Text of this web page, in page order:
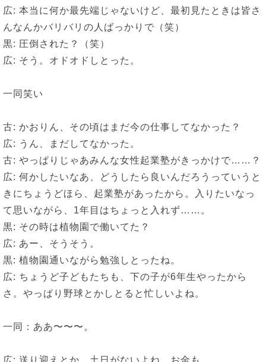
広: 本当に何か最先端じゃないけど、最初見たときは皆さ
んなんかバリバリの人ばっかりで（笑）
黒: 圧倒された？（笑）
広: そう。オドオドしとった。
一同笑い
古: かおりん、その頃はまだ今の仕事してなかった？
広: うん、まだしてなかった。
古: やっぱりじゃあみんな女性起業塾がきっかけで……？
広: 何かしたいなあ、どうしたら良いんだろうっていうと
きにちょうどほら、起業塾があったから。入りたいなっ
て思いながら、1年目はちょっと入れず……。
黒: その時は植物園で働いてた？
広: あー、そうそう。
黒: 植物園通いながら勉強しとったね。
広: ちょうど子どもたちも、下の子が6年生やったから
さ。やっぱり野球とかしとると忙しいよね。
一同：ああ〜〜〜。
広: 送り迎えとか、土日がないよね。お金も。